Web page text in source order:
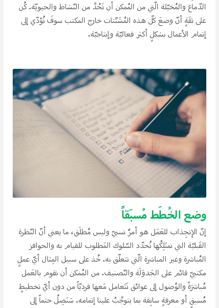
الدّماغ والمُخيّلة الّتي من المُمكن أن تَحُدَّ من النّشاط والحيويّة. كُن
على ثقَةِِ أنّ وضعَ كلّ هذه المُشَتّتات خارج المكتب سوفَ تُؤدّي إلى
إتمام الأعمال بشكلِِ أكثر فعاليّة وإنتاجيّة.
وضع الخُطَط مُسبَقاََ
إنّ الإنجِذاب للعَمَل هو أمرٌ نسبيّ وليس مُطلَق، ما يعني أنّ النّظرة
القَبليّة التي نمتَلِكُها تُحدّد السّلوك المَطلوب للقيام به والحوافز
المُباشرة وغير المباشرة الّتي تتعلّق به. خُذ على سبيل المِثال أيّ عملِِ
مكتبيّ قائم على الجَدوَلَة والتّصنيف. من المُمكن أن نقوم بالعَمل
مُباشرَةََ والوُصول إلى عوائق نَتَعامل مَعها فرديّاََ من دون أيّ تخطيطِِ
مُسبقِِ أو معرفةِِ سابِقة بما يتوجَّبُ علينا إتمامه. سَنَصِلُ حتماََ إلى